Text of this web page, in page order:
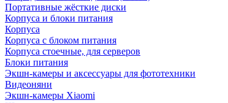
Портативные жёсткие диски
Корпуса и блоки питания
Корпуса
Корпуса с блоком питания
Корпуса стоечные, для серверов
Блоки питания
Экшн-камеры и аксессуары для фототехники
Видеоняни
Экшн-камеры Xiaomi